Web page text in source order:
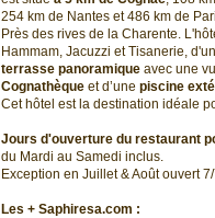
254 km de Nantes et 486 km de
Près des rives de la Charente.
Hammam, Jacuzzi et Tisanerie, d'un
terrasse panoramique avec une
Cognathèque et d’une piscine
Cet hôtel est la destination idéale
Jours d'ouverture du restaurant
du Mardi au Samedi inclus.
Exception en Juillet & Août ouvert
Les + Saphiresa.com :